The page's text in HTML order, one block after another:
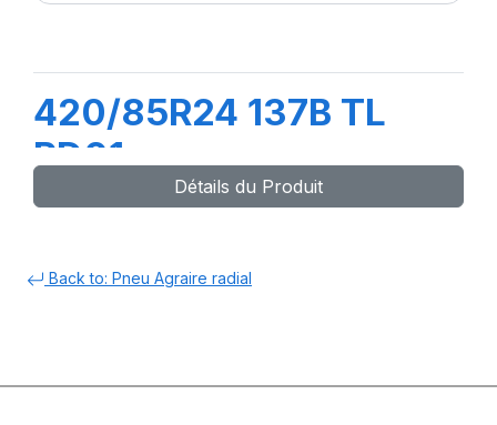
420/85R24 137B TL
RD01
Détails du Produit
Back to: Pneu Agraire radial